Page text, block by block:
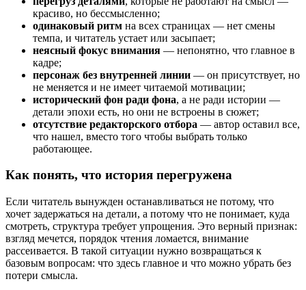
красиво, но бессмысленно;
одинаковый ритм на всех страницах — нет смены
темпа, и читатель устает или засыпает;
неясный фокус внимания — непонятно, что главное в
кадре;
персонаж без внутренней линии — он присутствует, но
не меняется и не имеет читаемой мотивации;
исторический фон ради фона, а не ради истории —
детали эпохи есть, но они не встроены в сюжет;
отсутствие редакторского отбора — автор оставил все,
что нашел, вместо того чтобы выбрать только
работающее.
Как понять, что история перегружена
Если читатель вынужден останавливаться не потому, что
хочет задержаться на детали, а потому что не понимает, куда
смотреть, структура требует упрощения. Это верный признак:
взгляд мечется, порядок чтения ломается, внимание
рассеивается. В такой ситуации нужно возвращаться к
базовым вопросам: что здесь главное и что можно убрать без
потери смысла.